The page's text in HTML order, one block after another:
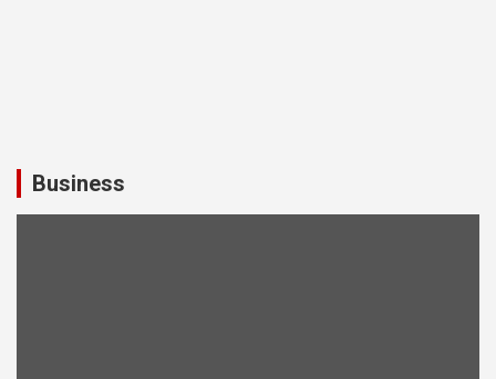
Business